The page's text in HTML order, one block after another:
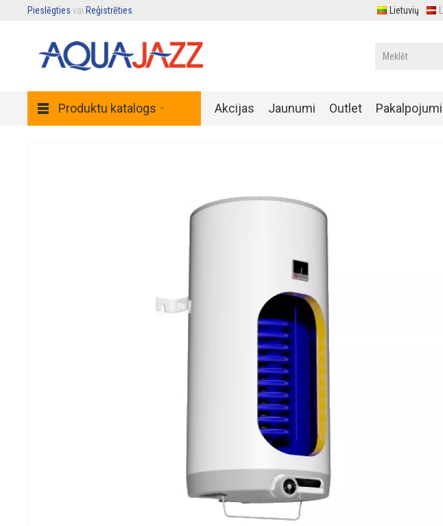
Pieslēgties vai Reģistrēties Lietuvių
Produktu katalogs Akcijas Jaunumi Outlet Pakalpojumi